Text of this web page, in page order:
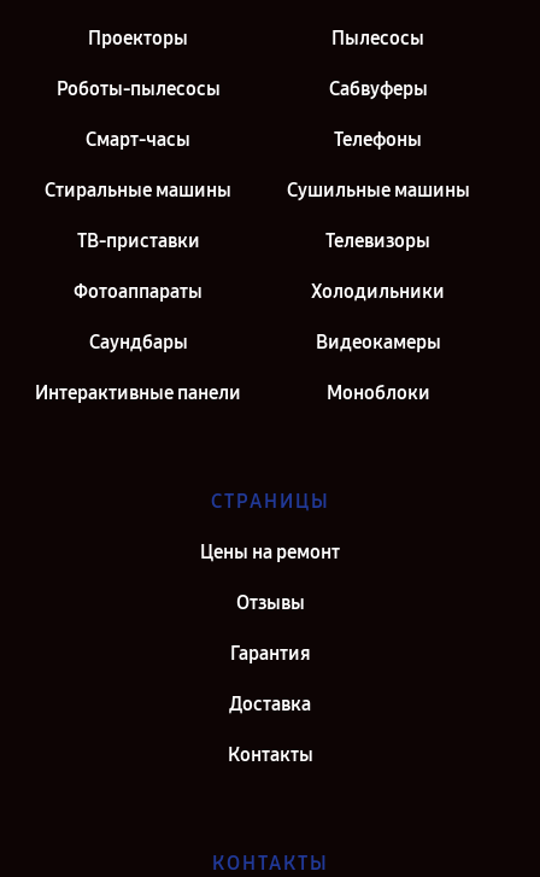
Проекторы Пылесосы
Роботы-пылесосы Сабвуферы
Смарт-часы Телефоны
Стиральные машины Сушильные машины
ТВ-приставки Телевизоры
Фотоаппараты Холодильники
Саундбары Видеокамеры
Интерактивные панели Моноблоки
СТРАНИЦЫ
Цены на ремонт
Отзывы
Гарантия
Доставка
Контакты
КОНТАКТЫ